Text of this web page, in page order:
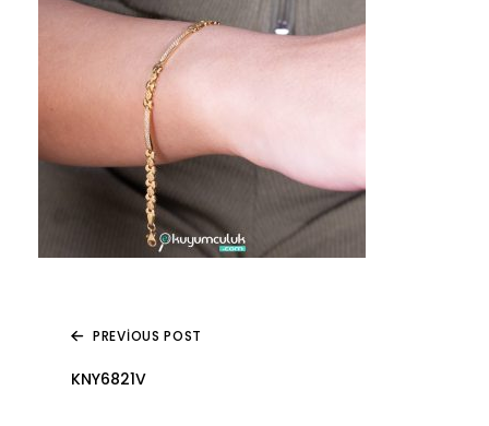
PREVIOUS POST
KNY6821V